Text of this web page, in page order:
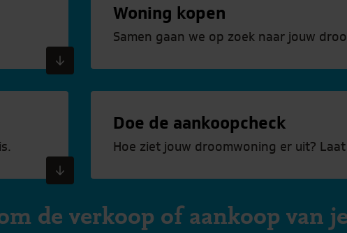
Woning kopen
Samen gaan we op zoek naar jouw
Doe de aankoopcheck
Hoe ziet jouw droomwoning er uit?
de verkoop of aankoop van